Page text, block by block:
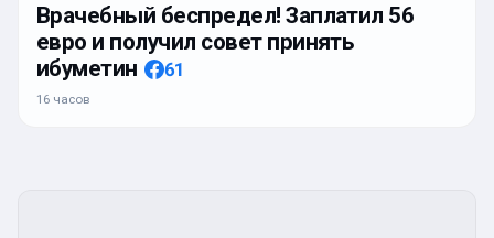
Врачебный беспредел! Заплатил 56
евро и получил совет принять
ибуметин
61
16 часов